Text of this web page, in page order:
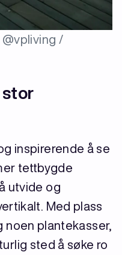
@vpliving /
stor
inspirerende å se
tettbygde
utvide og
Med plass
noen plantekasser,
sted å søke ro